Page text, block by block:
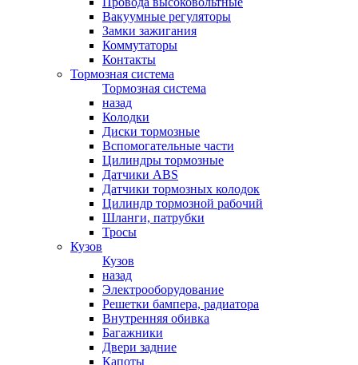
Вакуумные регуляторы
Замки зажигания
Коммутаторы
Контакты
Тормозная система
Тормозная система
назад
Колодки
Диски тормозные
Вспомогательные части
Цилиндры тормозные
Датчики ABS
Датчики тормозных колодок
Цилиндр тормозной рабочий
Шланги, патрубки
Тросы
Кузов
Кузов
назад
Электрооборудование
Решетки бампера, радиатора
Внутренняя обивка
Багажники
Двери задние
Капоты